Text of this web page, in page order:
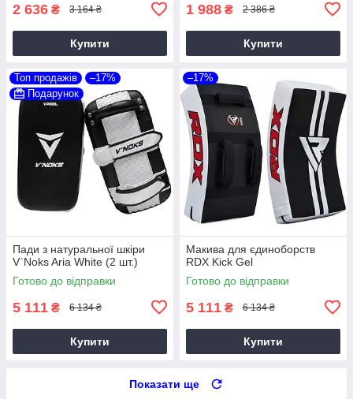
2 636 ₴ 3 164 ₴
Купити
1 988 ₴ 2 386 ₴
Купити
Топ продажів
–17%
Подарунок
Пади з натуральної шкіри
V`Noks Aria White (2 шт.)
Готово до відправки
5 111 ₴ 6 134 ₴
Купити
–17%
Макива для єдиноборств
RDX Kick Gel
Готово до відправки
5 111 ₴ 6 134 ₴
Купити
Показати ще